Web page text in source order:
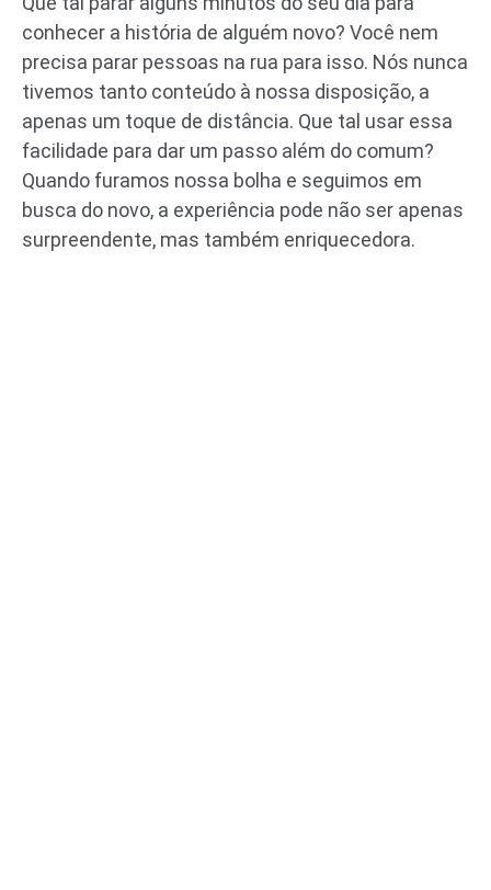
conhecer a história de alguém novo? Você nem
precisa parar pessoas na rua para isso. Nós nunca
tivemos tanto conteúdo à nossa disposição, a
apenas um toque de distância. Que tal usar essa
facilidade para dar um passo além do comum?
Quando furamos nossa bolha e seguimos em
busca do novo, a experiência pode não ser apenas
surpreendente, mas também enriquecedora.